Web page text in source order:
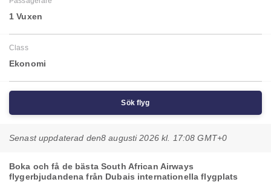
1 Vuxen
Class
Ekonomi
Sök flyg
Senast uppdaterad den8 augusti 2026 kl. 17:08 GMT+0
Boka och få de bästa South African Airways
flygerbjudandena från Dubais internationella flygplats